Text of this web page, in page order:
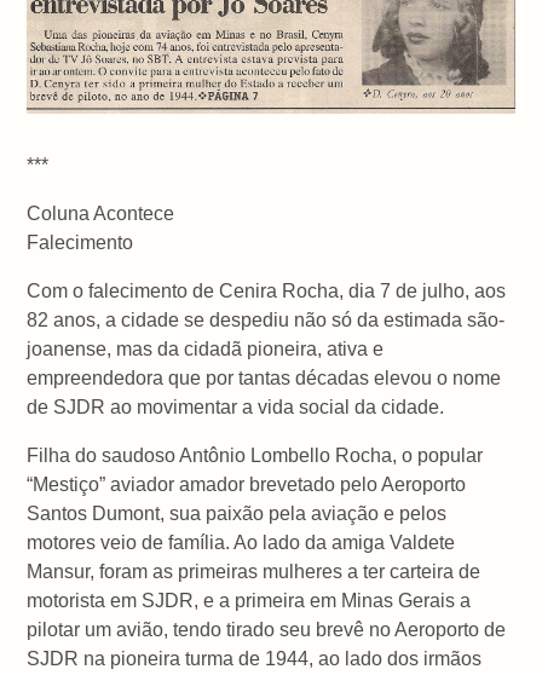
***
Coluna Acontece
Falecimento
Com o falecimento de Cenira Rocha, dia 7 de julho, aos
82 anos, a cidade se despediu não só da estimada são-
joanense, mas da cidadã pioneira, ativa e
empreendedora que por tantas décadas elevou o nome
de SJDR ao movimentar a vida social da cidade.
Filha do saudoso Antônio Lombello Rocha, o popular
“Mestiço” aviador amador brevetado pelo Aeroporto
Santos Dumont, sua paixão pela aviação e pelos
motores veio de família. Ao lado da amiga Valdete
Mansur, foram as primeiras mulheres a ter carteira de
motorista em SJDR, e a primeira em Minas Gerais a
pilotar um avião, tendo tirado seu brevê no Aeroporto de
SJDR na pioneira turma de 1944, ao lado dos irmãos